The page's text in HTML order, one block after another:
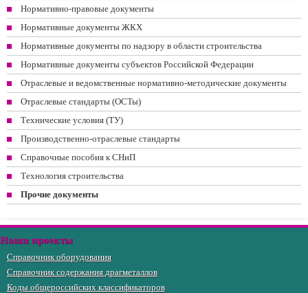
Нормативно-правовые документы
Нормативные документы ЖКХ
Нормативные документы по надзору в области строительства
Нормативные документы субъектов Российской Федерации
Отраслевые и ведомственные нормативно-методические документы
Отраслевые стандарты (ОСТы)
Технические условия (ТУ)
Производственно-отраслевые стандарты
Справочные пособия к СНиП
Технология строительства
Прочие документы
Наши проекты
Справочник оборудования
Справочник содержания драгметаллов
Коды общероссийских классификаторов